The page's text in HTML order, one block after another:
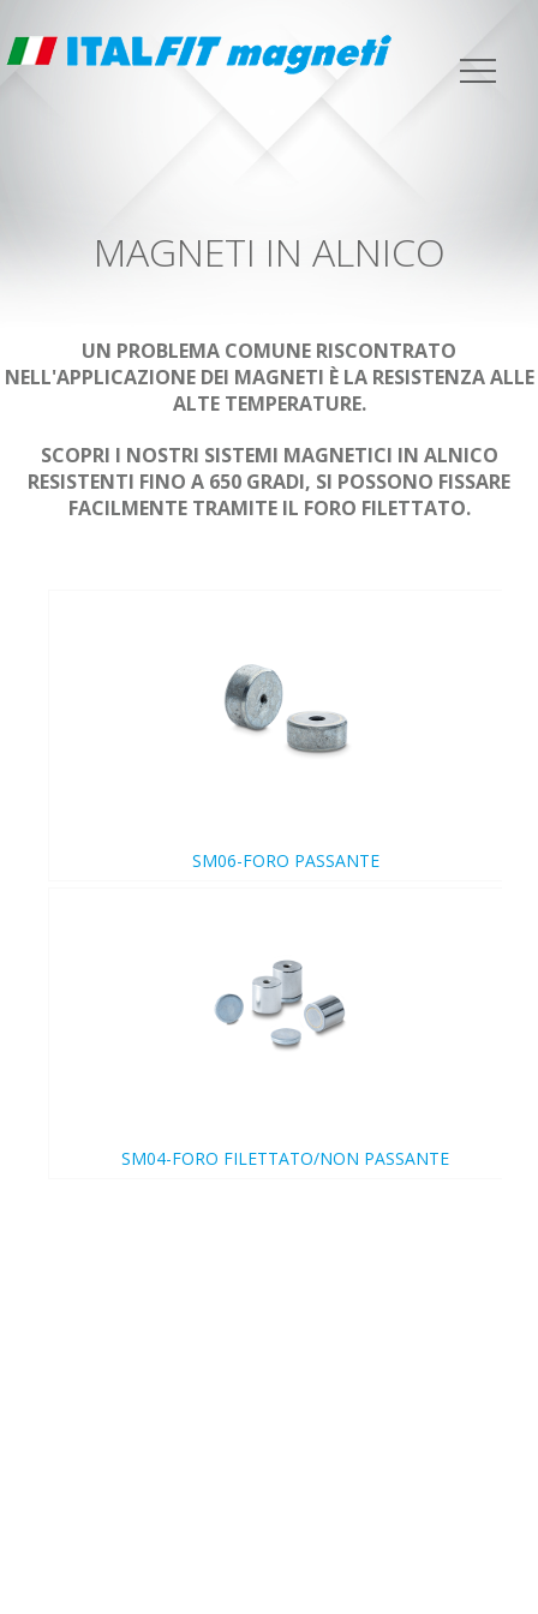
MAGNETI IN ALNICO
UN PROBLEMA COMUNE RISCONTRATO
NELL'APPLICAZIONE DEI MAGNETI È LA RESISTENZA ALLE
ALTE TEMPERATURE.
SCOPRI I NOSTRI SISTEMI MAGNETICI IN ALNICO
RESISTENTI FINO A 650 GRADI, SI POSSONO FISSARE
FACILMENTE TRAMITE IL FORO FILETTATO.
SM06-FORO PASSANTE
SM04-FORO FILETTATO/NON PASSANTE